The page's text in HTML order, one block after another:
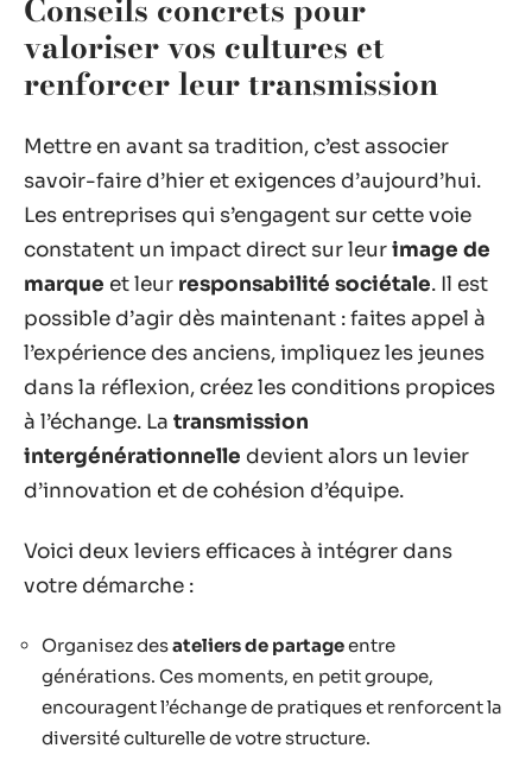
Conseils concrets pour
valoriser vos cultures et
renforcer leur transmission
Mettre en avant sa tradition, c’est associer
savoir-faire d’hier et exigences d’aujourd’hui.
Les entreprises qui s’engagent sur cette voie
constatent un impact direct sur leurimage de
marque et leur responsabilité sociétale. Il est
possible d’agir dès maintenant : faites appel à
l’expérience des anciens, impliquez les jeunes
dans la réflexion, créez les conditions propices
à l’échange. La transmission
intergénérationnelle devient alors un levier
d’innovation et de cohésion d’équipe.
Voici deux leviers efficaces à intégrer dans
votre démarche :
Organisez desateliers de partageentre
générations. Ces moments, en petit groupe,
encouragent l’échange de pratiques et renforcent la
diversité culturelle de votre structure.